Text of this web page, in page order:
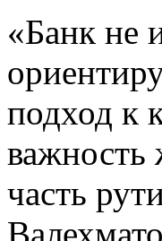
«Банк не
подход к
важность
часть